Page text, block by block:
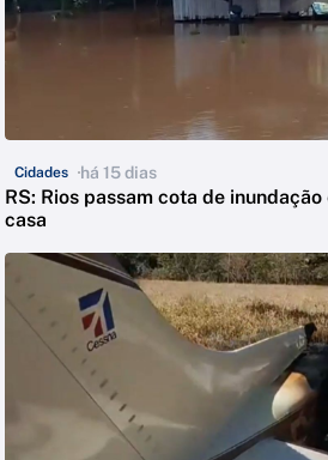
Cidades há 15 dias
RS: Rios passam cota de
casa